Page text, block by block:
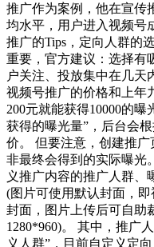
推广作为案例，他在宣传
均水平，用户进入视频号
推广的Tips，定向人群的
重要，官方建议：选择有
户关注、投放集中在几天
视频号推广的价格和上年
200元就能获得10000的
获得的曝光量”，后台会
价。 但要注意，创建推
非最终会得到的实际曝光
义推广内容的推广人群、
(图片可使用默认封面，
封面，图片上传后可自助
1280*960)。 其中，推广
义人群”，目前自定义定